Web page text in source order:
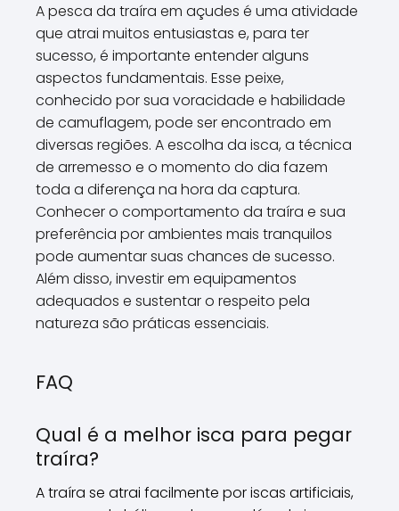
A pesca da traíra em açudes é uma atividade
que atrai muitos entusiastas e, para ter
sucesso, é importante entender alguns
aspectos fundamentais. Esse peixe,
conhecido por sua voracidade e habilidade
de camuflagem, pode ser encontrado em
diversas regiões. A escolha da isca, a técnica
de arremesso e o momento do dia fazem
toda a diferença na hora da captura.
Conhecer o comportamento da traíra e sua
preferência por ambientes mais tranquilos
pode aumentar suas chances de sucesso.
Além disso, investir em equipamentos
adequados e sustentar o respeito pela
natureza são práticas essenciais.
FAQ
Qual é a melhor isca para pegar
traíra?
A traíra se atrai facilmente por iscas artificiais,